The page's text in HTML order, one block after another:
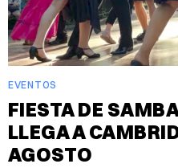
EVENTOS
FIESTA DE
LLEGA A
AGOSTO